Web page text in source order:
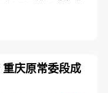
庆原常委段成